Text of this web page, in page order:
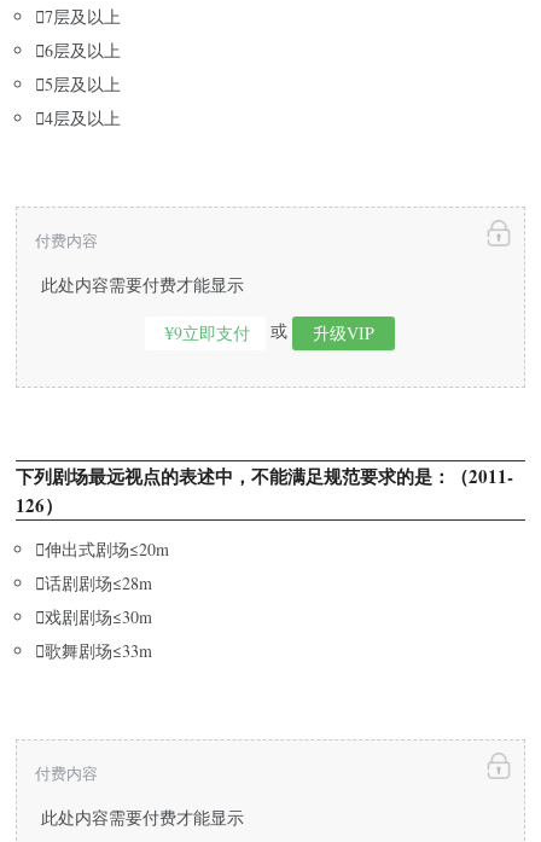
7层及以上
6层及以上
5层及以上
4层及以上
此处内容需要付费才能显示
¥9立即支付 或 升级VIP
付费内容
下列剧场最远视点的表述中，不能满足规范要求的是：（2011-
126）
伸出式剧场≤20m
话剧剧场≤28m
戏剧剧场≤30m
歌舞剧场≤33m
此处内容需要付费才能显示
付费内容